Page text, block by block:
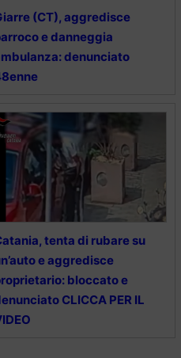
(CT), aggredisce
e danneggia
denunciato
tenta di rubare su
e aggredisce
bloccato e
CLICCA PER IL